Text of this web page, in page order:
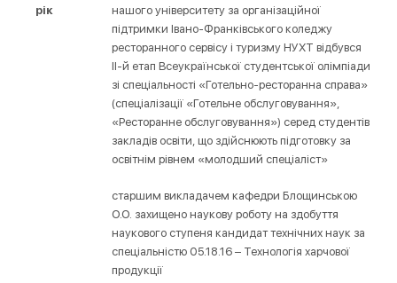
рік
нашого університету за організаційної
підтримки Івано-Франківського коледжу
ресторанного сервісу і туризму НУХТ відбувся
ІІ-й етап Всеукраїнської студентської олімпіади
зі спеціальності «Готельно-ресторанна справа»
(спеціалізації «Готельне обслуговування»,
«Ресторанне обслуговування») серед студентів
закладів освіти, що здійснюють підготовку за
освітнім рівнем «молодший спеціаліст»
старшим викладачем кафедри Блощинською
О.О. захищено наукову роботу на здобуття
наукового ступеня кандидат технічних наук за
спеціальністю 05.18.16 – Технологія харчової
продукції